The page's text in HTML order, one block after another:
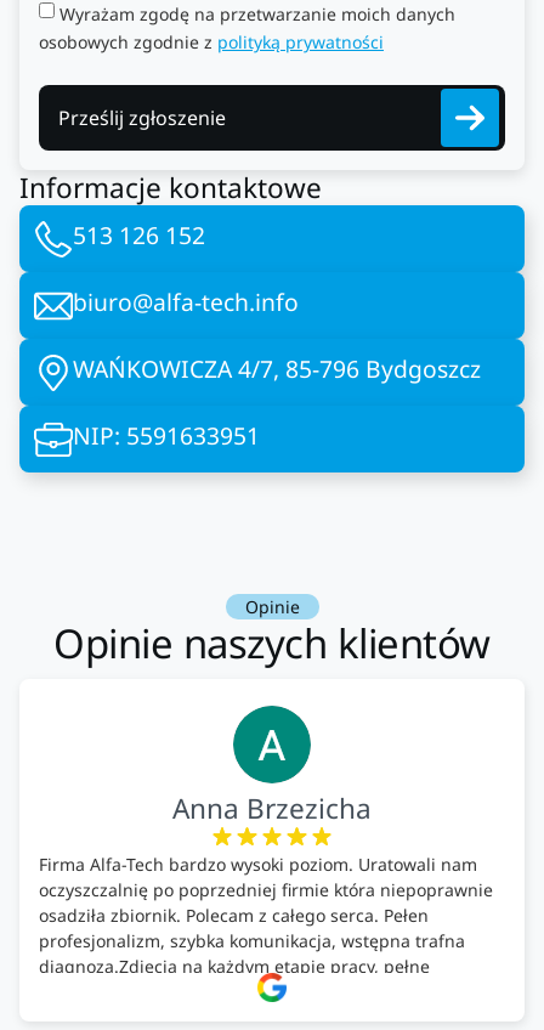
Wyrażam zgodę na przetwarzanie moich danych
osobowych zgodnie z polityką prywatności
Prześlij zgłoszenie
Informacje kontaktowe
513 126 152
biuro@alfa-tech.info
WAŃKOWICZA 4/7, 85-796 Bydgoszcz
NIP: 5591633951
Opinie
Opinie naszych klientów
Anna Brzezicha
Firma Alfa-Tech bardzo wysoki poziom. Uratowali nam
oczyszczalnię po poprzedniej firmie która niepoprawnie
osadziła zbiornik. Polecam z całego serca. Pełen
profesjonalizm, szybka komunikacja, wstępna trafna
diagnoza.Zdjęcia na każdym etapie pracy, pełne
doradztwo.Dobrze wyszkoleni i znający się na rzeczy.
Podsumowując ekipa na wysokim poziomie, rzetelna.